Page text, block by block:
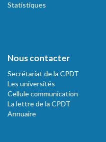
Statistiques
Nous contacter
Secrétariat de la CPDT
Les universités
Cellule communication
La lettre de la CPDT
Annuaire